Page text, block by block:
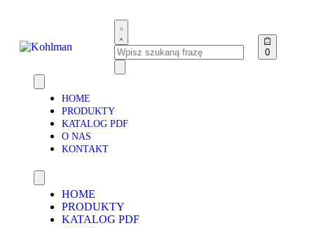
0
HOME
PRODUKTY
KATALOG PDF
O NAS
KONTAKT
HOME
PRODUKTY
KATALOG PDF